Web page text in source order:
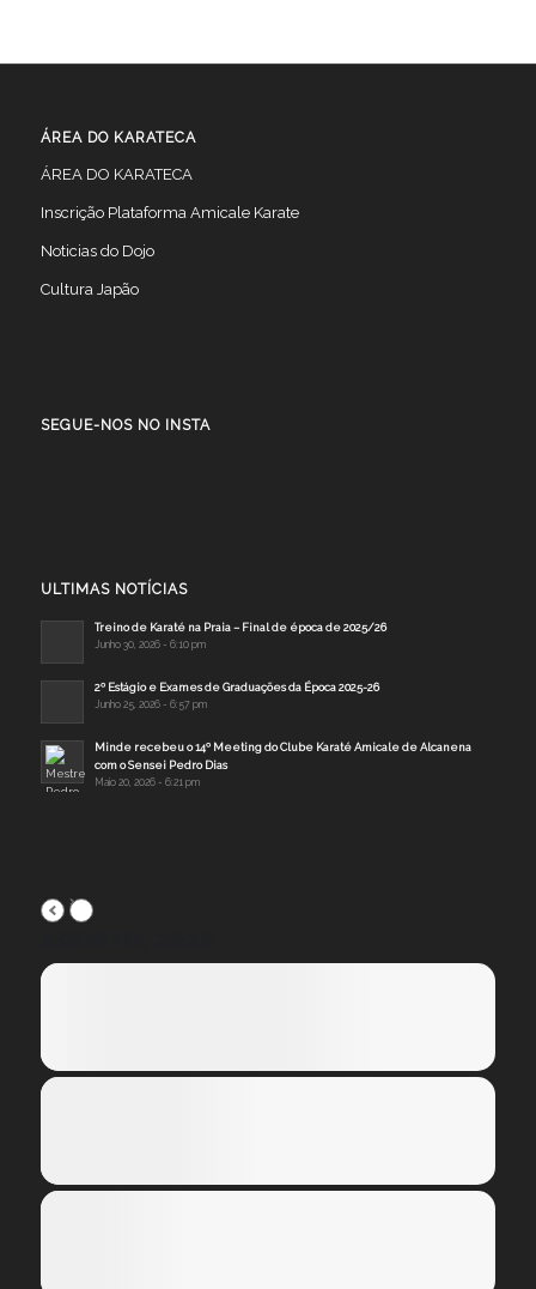
ÁREA DO KARATECA
ÁREA DO KARATECA
Inscrição Plataforma Amicale Karate
Noticias do Dojo
Cultura Japão
SEGUE-NOS NO INSTA
ULTIMAS NOTÍCIAS
Treino de Karaté na Praia – Final de época de 2025/26
Junho 30, 2026 - 6:10 pm
2º Estágio e Exames de Graduações da Época 2025-26
Junho 25, 2026 - 6:57 pm
Minde recebeu o 14º Meeting do Clube Karaté Amicale de Alcanena
com o Sensei Pedro Dias
Maio 20, 2026 - 6:21 pm